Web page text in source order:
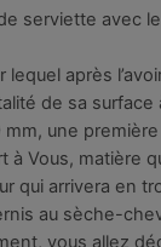
serviette avec
après
de sa surface
mm, une
à Vous, matière
qui arrivera en
au sèche-
vous allez